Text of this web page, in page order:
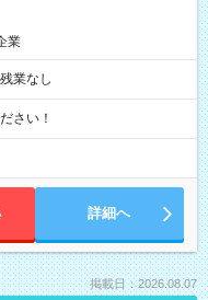
業
業なし
さい！
詳細へ
掲載日：2026.08.07